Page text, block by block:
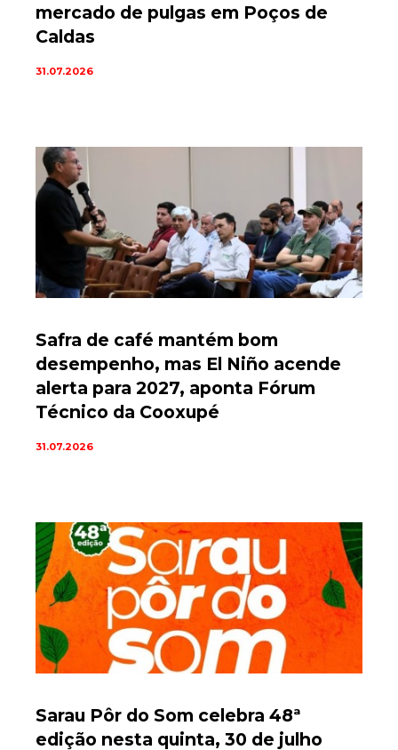
mercado de pulgas em Poços de
Caldas
31.07.2026
Safra de café mantém bom
desempenho, mas El Niño acende
alerta para 2027, aponta Fórum
Técnico da Cooxupé
31.07.2026
Sarau Pôr do Som celebra 48ª
edição nesta quinta, 30 de julho